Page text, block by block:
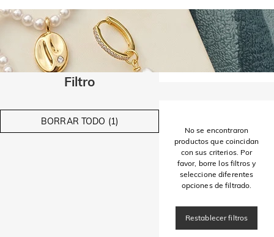
Filtro
BORRAR TODO (1)
No se encontraron
productos que coincidan
con sus criterios. Por
favor, borre los filtros y
seleccione diferentes
opciones de filtrado.
Restablecer filtros